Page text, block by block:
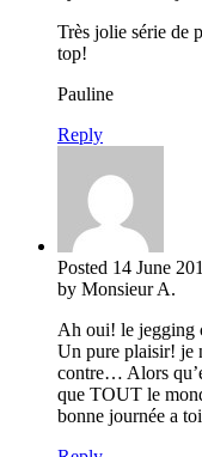
Très jolie série de
top!
Pauline
Reply
Posted 14 June
by Monsieur A.
Ah oui! le jegging
Un pure plaisir! je
contre… Alors
que TOUT le
bonne journée a